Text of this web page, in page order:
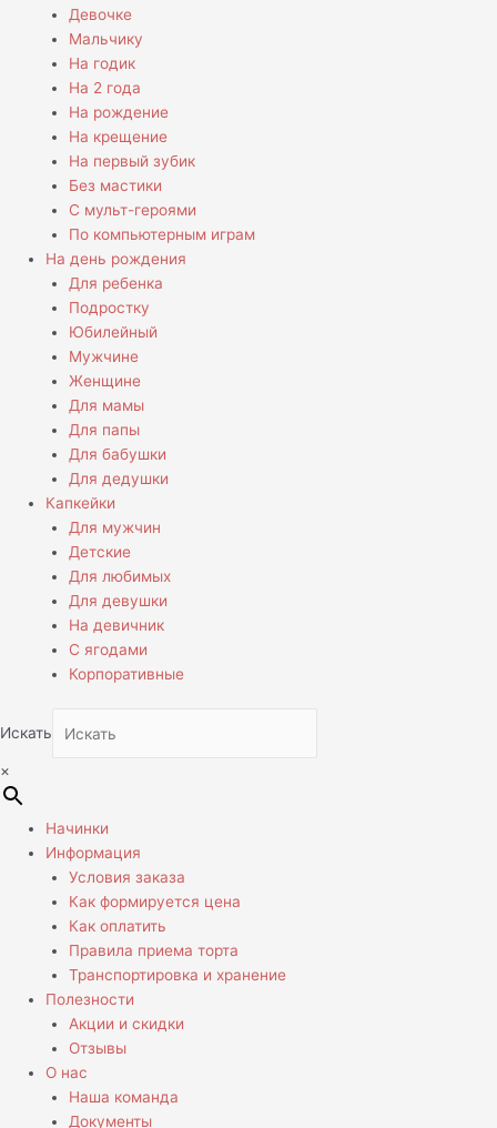
Девочке
Мальчику
На годик
На 2 года
На рождение
На крещение
На первый зубик
Без мастики
С мульт-героями
По компьютерным играм
На день рождения
Для ребенка
Подростку
Юбилейный
Мужчине
Женщине
Для мамы
Для папы
Для бабушки
Для дедушки
Капкейки
Для мужчин
Детские
Для любимых
Для девушки
На девичник
С ягодами
Корпоративные
Искать
×
Начинки
Информация
Условия заказа
Как формируется цена
Как оплатить
Правила приема торта
Транспортировка и хранение
Полезности
Акции и скидки
Отзывы
О нас
Наша команда
Документы